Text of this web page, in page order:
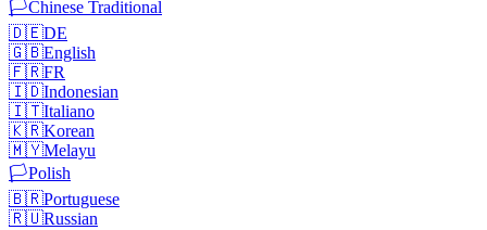
🏳️Chinese Traditional
🇩🇪DE
🇬🇧English
🇫🇷FR
🇮🇩Indonesian
🇮🇹Italiano
🇰🇷Korean
🇲🇾Melayu
🏳️Polish
🇧🇷Portuguese
🇷🇺Russian